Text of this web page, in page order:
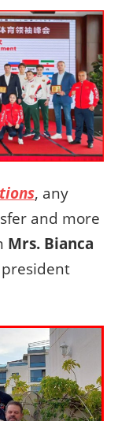
, any
and more
Mrs. Bianca
president